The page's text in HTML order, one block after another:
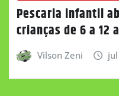
Pescaria infantil
crianças de 6 a 12
Vilson Zeni